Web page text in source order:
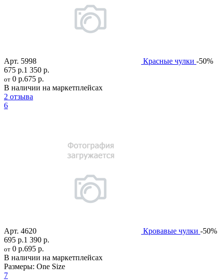
Арт. 5998 Красные чулки -50%
675 р.1 350 р.
от 0 р.675 р.
В наличии на маркетплейсах
2 отзыва
6
Арт. 4620 Кровавые чулки -50%
695 р.1 390 р.
от 0 р.695 р.
В наличии на маркетплейсах
Размеры: One Size
7